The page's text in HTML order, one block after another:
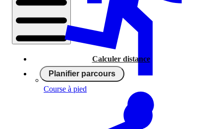
Calculer distance
Planifier parcours
Course à pied